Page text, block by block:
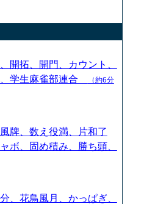
開拓、開門、カウント、
学生麻雀部連合
（約6分
牌、数え役満、片和了
ボ、固め積み、勝ち頭、
、花鳥風月、かっぱぎ、